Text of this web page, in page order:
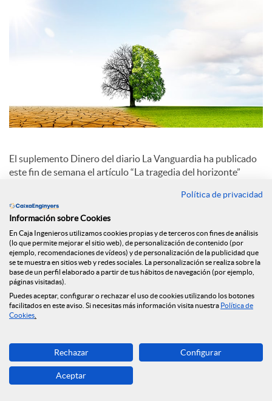
i
a
l
e
s
El suplemento Dinero del diario La Vanguardia ha publicado
este fin de semana el artículo “La tragedia del horizonte”
Ingenieros, en el que hace referencia precisamente a este
término acuñado por Mark Carney, gobernador del Banco de
el cambio climático como “la tragedia del horizonte”.
Al final de su artículo, Joan Cavallé concluye con una firme
petición, totalmente alineada con los valores y ADN del
Grupo Caja de Ingenieros: “Es necesario que todas las
entidades del sector bancario hagamos un llamamiento a las
administraciones para que faciliten al máximo la ejecución de
sostenibilidad. Solo así, con el compromiso colectivo,
conseguiremos el cambio que esperamos para las sociedades
futuras y, como bien decía Carney, acabaremos con la
tragedia del horizonte.”
Política de privacidad
Información sobre Cookies
En Caja Ingenieros utilizamos cookies propias y de terceros con fines de análisis
(lo que permite mejorar el sitio web), de personalización de contenido (por
ejemplo, recomendaciones de vídeos) y de personalización de la publicidad que
se te muestra en sitios web y redes sociales. La personalización se realiza sobre la
base de un perfil elaborado a partir de tus hábitos de navegación (por ejemplo,
páginas visitadas).
Puedes aceptar, configurar o rechazar el uso de cookies utilizando los botones
facilitados en este aviso. Si necesitas más información visita nuestra Política de
Cookies
Rechazar Configurar
Aceptar